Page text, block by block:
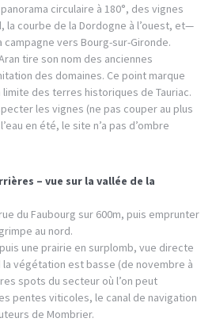
panorama circulaire à 180°, des vignes
la courbe de la Dordogne à l’ouest, et—
vers Bourg-sur-Gironde.
tire son nom des anciennes
des domaines. Ce point marque
des terres historiques de Tauriac.
les vignes (ne pas couper au plus
en été, le site n’a pas d’ombre
– vue sur la vallée de la
du Faubourg sur 600m, puis emprunter
au nord.
une prairie en surplomb, vue directe
la végétation est basse (de novembre à
spots du secteur où l’on peut
pentes viticoles, le canal de navigation
de Mombrier.